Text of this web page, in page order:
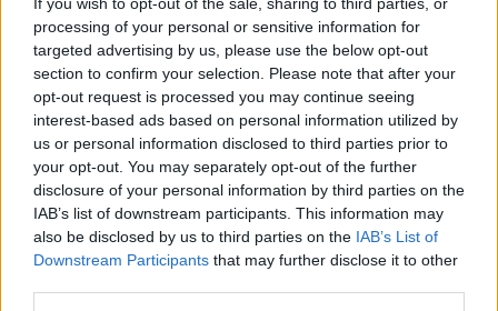
processing of your personal or sensitive information for
targeted advertising by us, please use the below opt-out
section to confirm your selection. Please note that after your
opt-out request is processed you may continue seeing
interest-based ads based on personal information utilized by
us or personal information disclosed to third parties prior to
your opt-out. You may separately opt-out of the further
disclosure of your personal information by third parties on the
IAB’s list of downstream participants. This information may
also be disclosed by us to third parties on the IAB’s List of
Downstream Participants that may further disclose it to other
Zvonko Bogdan 8 Tamburaša 2016
50% sauvignon blanc, 25% chardonnay, 20% pinot
blanc, 5% muskotály
Pozitívum, hogy csavarzárást kapott, negatívum
ennek következménye a nyitás utáni orrpróbára
vetítve. Fülledt és büdös, alig látni alatta erényeit,
gyümölcseit. Határozott csuklómunkával